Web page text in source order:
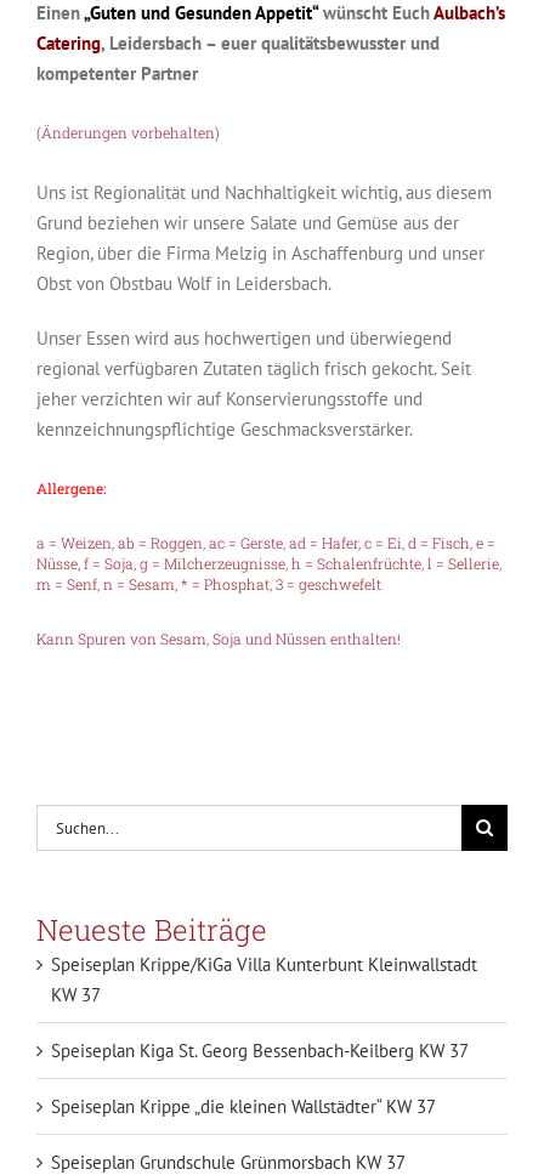
Einen„Guten und Gesunden Appetit“wünscht EuchAulbach’s
Catering, Leidersbach – euer qualitätsbewusster und
kompetenter Partner
(Änderungen vorbehalten)
Uns ist Regionalität und Nachhaltigkeit wichtig, aus diesem
Grund beziehen wir unsere Salate und Gemüse aus der
Region, über die Firma Melzig in Aschaffenburg und unser
Obst von Obstbau Wolf in Leidersbach.
Unser Essen wird aus hochwertigen und überwiegend
regional verfügbaren Zutaten täglich frisch gekocht. Seit
jeher verzichten wir auf Konservierungsstoffe und
kennzeichnungspflichtige Geschmacksverstärker.
Allergene:
a = Weizen, ab = Roggen, ac = Gerste, ad = Hafer, c = Ei, d = Fisch, e =
Nüsse, f = Soja, g = Milcherzeugnisse, h = Schalenfrüchte, l = Sellerie,
m = Senf, n = Sesam, * = Phosphat, 3 = geschwefelt
Kann Spuren von Sesam, Soja und Nüssen enthalten!
Suche
nach:
Neueste Beiträge
Speiseplan Krippe/KiGa Villa Kunterbunt Kleinwallstadt
KW 37
Speiseplan Kiga St. Georg Bessenbach-Keilberg KW 37
Speiseplan Krippe „die kleinen Wallstädter“ KW 37
Speiseplan Grundschule Grünmorsbach KW 37